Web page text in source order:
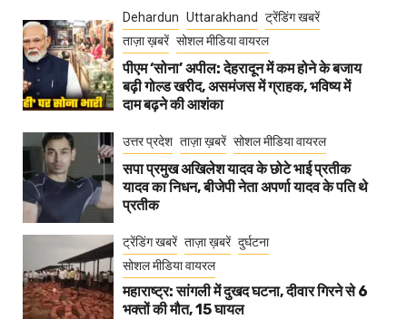
Dehardun Uttarakhand
ट्रेंडिंग खबरें
ताज़ा ख़बरें सोशल मीडिया वायरल
पीएम ‘सोना’ अपील: देहरादून में कम होने के बजाय
बढ़ी गोल्ड खरीद, असमंजस में ग्राहक, भविष्य में
दाम बढ़ने की आशंका
उत्तर प्रदेश ताज़ा ख़बरें सोशल मीडिया वायरल
सपा प्रमुख अखिलेश यादव के छोटे भाई प्रतीक
यादव का निधन, बीजेपी नेता अपर्णा यादव के पति थे
प्रतीक
ट्रेंडिंग खबरें ताज़ा ख़बरें दुर्घटना
सोशल मीडिया वायरल
महाराष्ट्र: सांगली में दुखद घटना, दीवार गिरने से 6
भक्तों की मौत, 15 घायल